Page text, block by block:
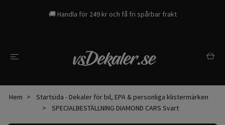
🚚 Handla för 249 kr och få fri spårbar frakt
Hem
Startsida - Dekaler för bil, EPA & personliga klistermärken
SPECIALBESTÄLLNING DIAMOND CARS Svart